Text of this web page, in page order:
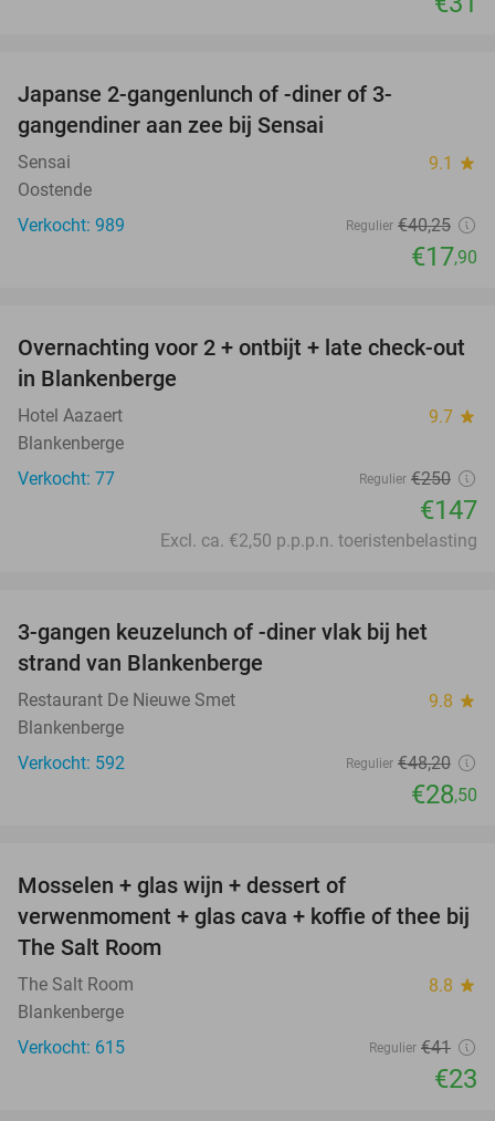
Japanse 2-gangenlunch of -diner of 3-
gangendiner aan zee bij Sensai
Sensai 9.1 star
Oostende
Verkocht: 989
Regulier €40,25
€17,90
41%
Overnachting voor 2 + ontbijt + late check-out
in Blankenberge
Hotel Aazaert 9.7 star
Blankenberge
Verkocht: 77
Regulier €250
€147
Excl. ca. €2,50 p.p.p.n. toeristenbelasting
3-gangen keuzelunch of -diner vlak bij het
strand van Blankenberge
Restaurant De Nieuwe Smet 9.8 star
Blankenberge
Verkocht: 592
Regulier €48,20
€28,50
Mosselen + glas wijn + dessert of
verwenmoment + glas cava + koffie of thee bij
The Salt Room
The Salt Room 8.8 star
Blankenberge
Verkocht: 615
Regulier €41
€23